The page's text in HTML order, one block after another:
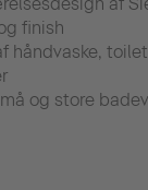
af
finish
håndvaske,
og store